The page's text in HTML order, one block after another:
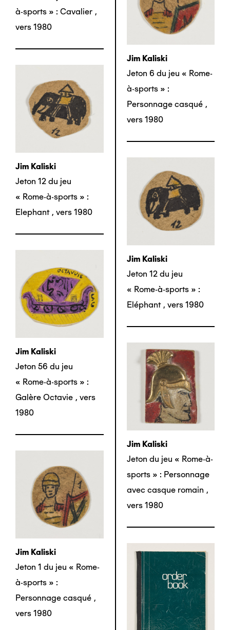
à-sports » : Cavalier ,
vers 1980
Jim Kaliski
Jeton 6 du jeu « Rome-
à-sports » :
Personnage casqué ,
vers 1980
Jim Kaliski
Jeton 12 du jeu
« Rome-à-sports » :
Elephant , vers 1980
Jim Kaliski
Jeton 12 du jeu
« Rome-à-sports » :
Eléphant , vers 1980
Jim Kaliski
Jeton 56 du jeu
« Rome-à-sports » :
Galère Octavie , vers
1980
Jim Kaliski
Jeton du jeu « Rome-à-
sports » : Personnage
avec casque romain ,
vers 1980
Jim Kaliski
Jeton 1 du jeu « Rome-
à-sports » :
Personnage casqué ,
vers 1980